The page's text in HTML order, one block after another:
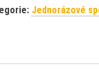
Jednorázové